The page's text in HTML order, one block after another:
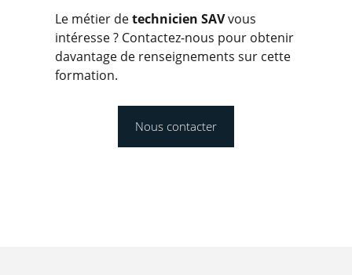
Le métier detechnicien SAVvous
intéresse ? Contactez-nous pour obtenir
davantage de renseignements sur cette
formation.
Nous contacter